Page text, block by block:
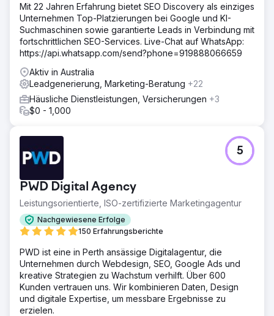
Mit 22 Jahren Erfahrung bietet SEO Discovery als einziges
Unternehmen Top-Platzierungen bei Google und KI-
Suchmaschinen sowie garantierte Leads in Verbindung mit
fortschrittlichen SEO-Services. Live-Chat auf WhatsApp:
https://api.whatsapp.com/send?phone=919888066659
Aktiv in Australia
Leadgenerierung, Marketing-Beratung +22
Häusliche Dienstleistungen, Versicherungen +3
$0 - 1,000
PWD Digital Agency
Leistungsorientierte, ISO-zertifizierte Marketingagentur
Nachgewiesene Erfolge
150 Erfahrungsberichte
5
PWD ist eine in Perth ansässige Digitalagentur, die
Unternehmen durch Webdesign, SEO, Google Ads und
kreative Strategien zu Wachstum verhilft. Über 600
Kunden vertrauen uns. Wir kombinieren Daten, Design
und digitale Expertise, um messbare Ergebnisse zu
erzielen.